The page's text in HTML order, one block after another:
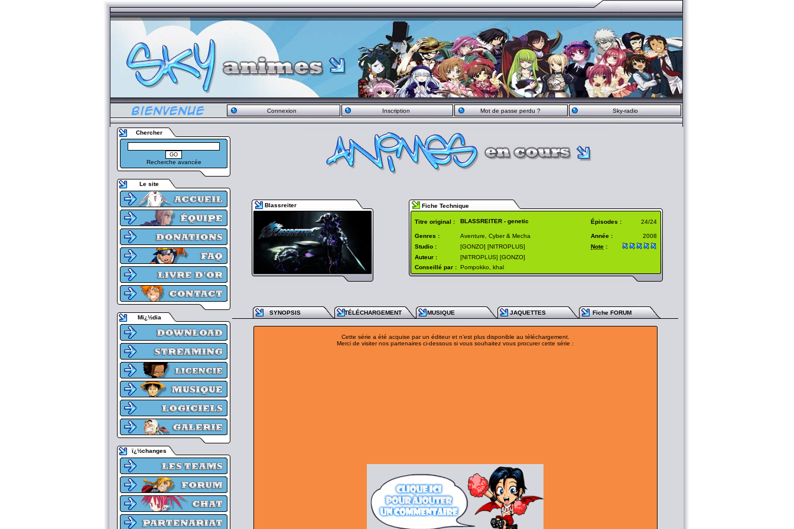
Connexion Inscription Mot de passe perdu ? Sky-radio
Chercher
Recherche avancée
Le site
Mï¿½dia
ï¿½changes
Blassreiter Fiche Technique
Titre original : BLASSREITER - genetic Épisodes : 24/24
Genres : Aventure, Cyber & Mecha Année :
2008
Studio :
[GONZO] [NITROPLUS] Note :
Auteur :
[NITROPLUS] [GONZO]
Conseillé par : Pompokko, khal
SYNOPSIS TÉLÉCHARGEMENT MUSIQUE JAQUETTES Fiche FORUM
Cette série a été acquise par un éditeur et n'est plus disponible au téléchargement.
Merci de visiter nos partenaires ci-dessous si vous souhaitez vous procurer cette série :